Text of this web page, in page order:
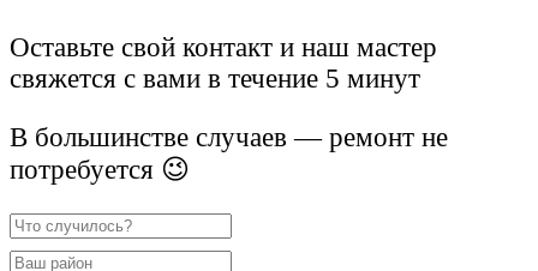
Оставьте свой контакт и наш мастер
свяжется с вами в течение 5 минут
В большинстве случаев — ремонт не
потребуется 😉